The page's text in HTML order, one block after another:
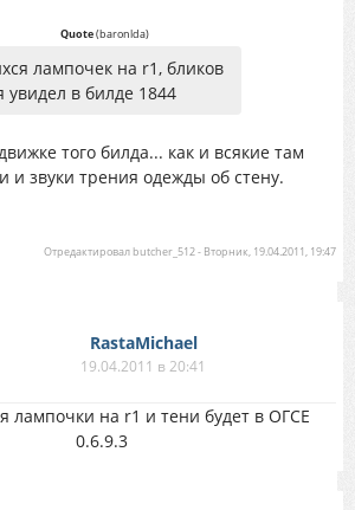
Quote(baronlda)
лампочек на r1, бликов
увидел в билде 1844
того билда... как и всякие там
и звуки трения одежды об стену.
Отредактировал butcher_512- Вторник, 19.04.2011, 19:47
RastaMichael
19.04.2011 в 20:41
лампочки на r1 и тени будет в ОГСЕ
0.6.9.3